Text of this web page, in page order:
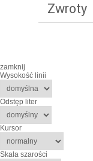
Zwroty
zamknij
Wysokość linii
Odstęp liter
Kursor
Skala szarości